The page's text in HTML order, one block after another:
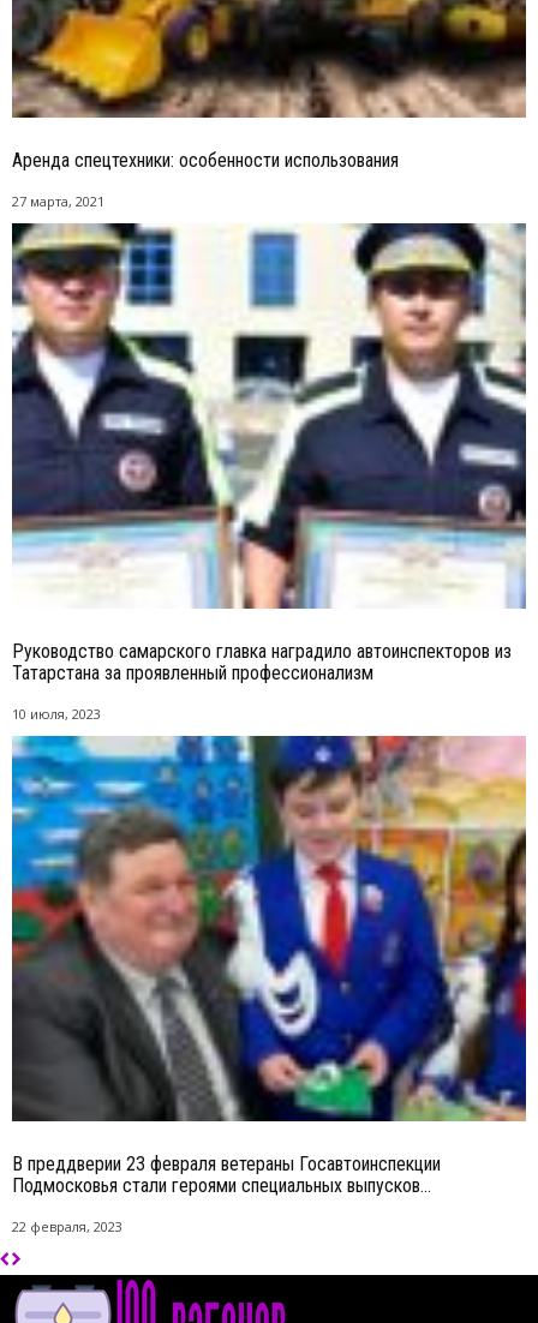
Аренда спецтехники: особенности использования
27 марта, 2021
Руководство самарского главка наградило автоинспекторов из
Татарстана за проявленный профессионализм
10 июля, 2023
В преддверии 23 февраля ветераны Госавтоинспекции
Подмосковья стали героями специальных выпусков...
22 февраля, 2023